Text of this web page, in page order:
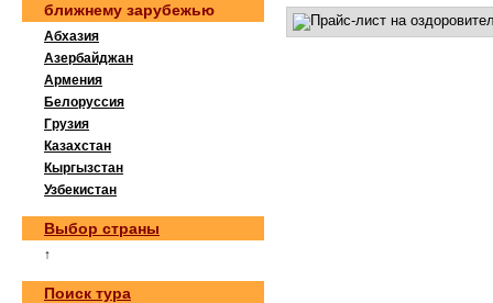
ближнему зарубежью
Абхазия
Азербайджан
Армения
Белоруссия
Грузия
Казахстан
Кыргызстан
Узбекистан
Выбор страны
↑
Поиск тура